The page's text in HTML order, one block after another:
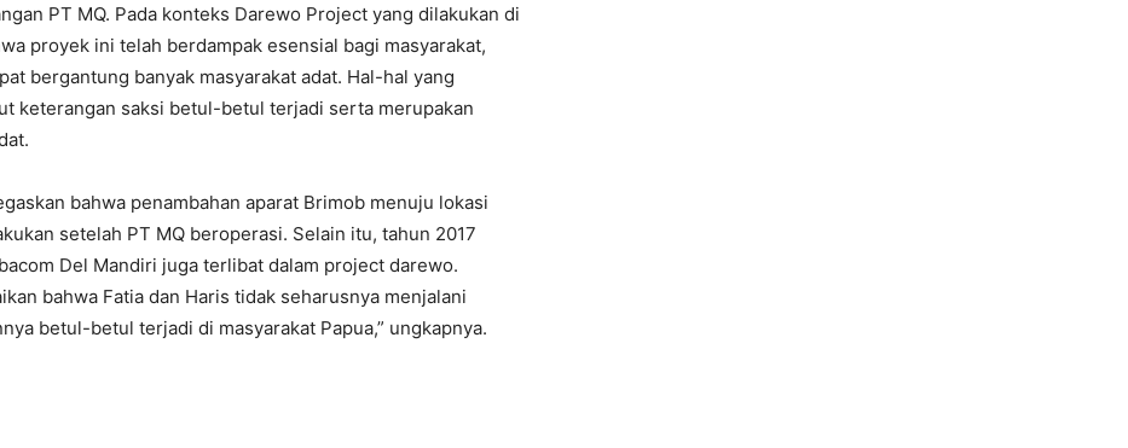
PT MQ. Pada konteks Darewo Project yang dilakukan di
proyek ini telah berdampak esensial bagi masyarakat,
bergantung banyak masyarakat adat. Hal-hal yang
keterangan saksi betul-betul terjadi serta merupakan
bahwa penambahan aparat Brimob menuju lokasi
setelah PT MQ beroperasi. Selain itu, tahun 2017
Del Mandiri juga terlibat dalam project darewo.
bahwa Fatia dan Haris tidak seharusnya menjalani
betul-betul terjadi di masyarakat Papua,” ungkapnya.